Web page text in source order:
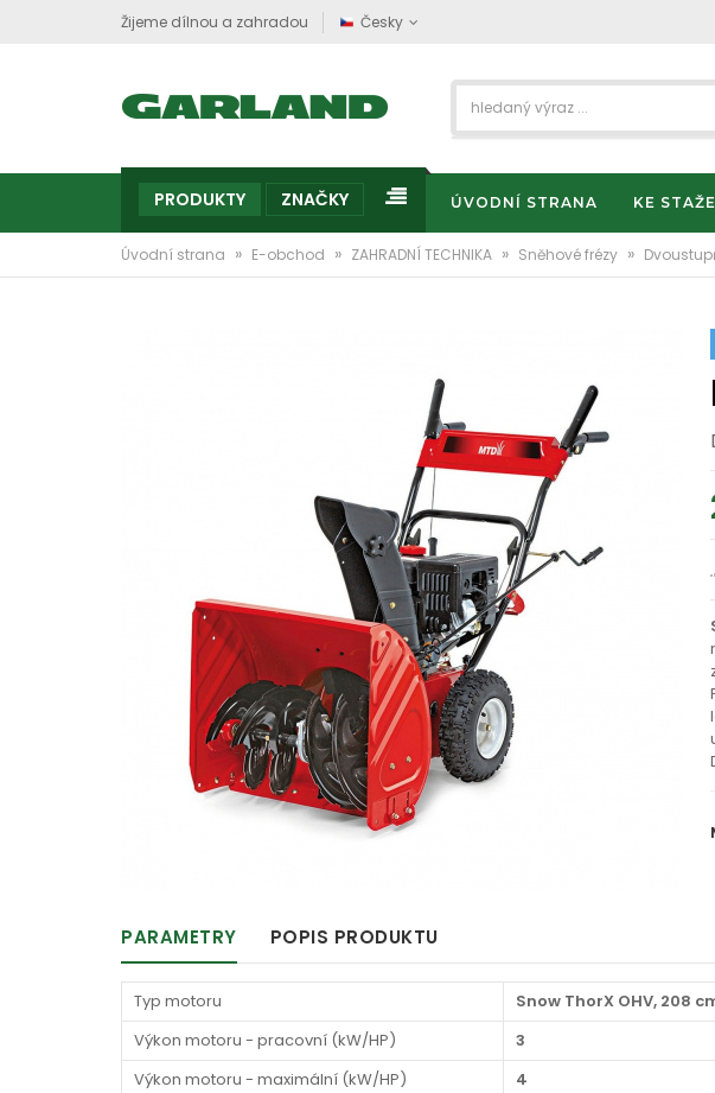
Žijeme dílnou a zahradou Česky
PRODUKTY ZNAČKY ÚVODNÍ STRANA KE
Úvodní strana » E-obchod » ZAHRADNÍ TECHNIKA » Sněhové frézy »
PARAMETRY POPIS PRODUKTU
Typ motoru
Snow ThorX OHV, 208
Výkon motoru - pracovní (kW/HP)
3
Výkon motoru - maximální (kW/HP)
4